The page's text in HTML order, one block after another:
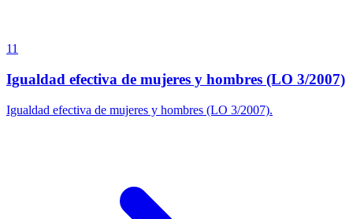
11
Igualdad efectiva de mujeres y hombres (LO 3/2007)
Igualdad efectiva de mujeres y hombres (LO 3/2007).